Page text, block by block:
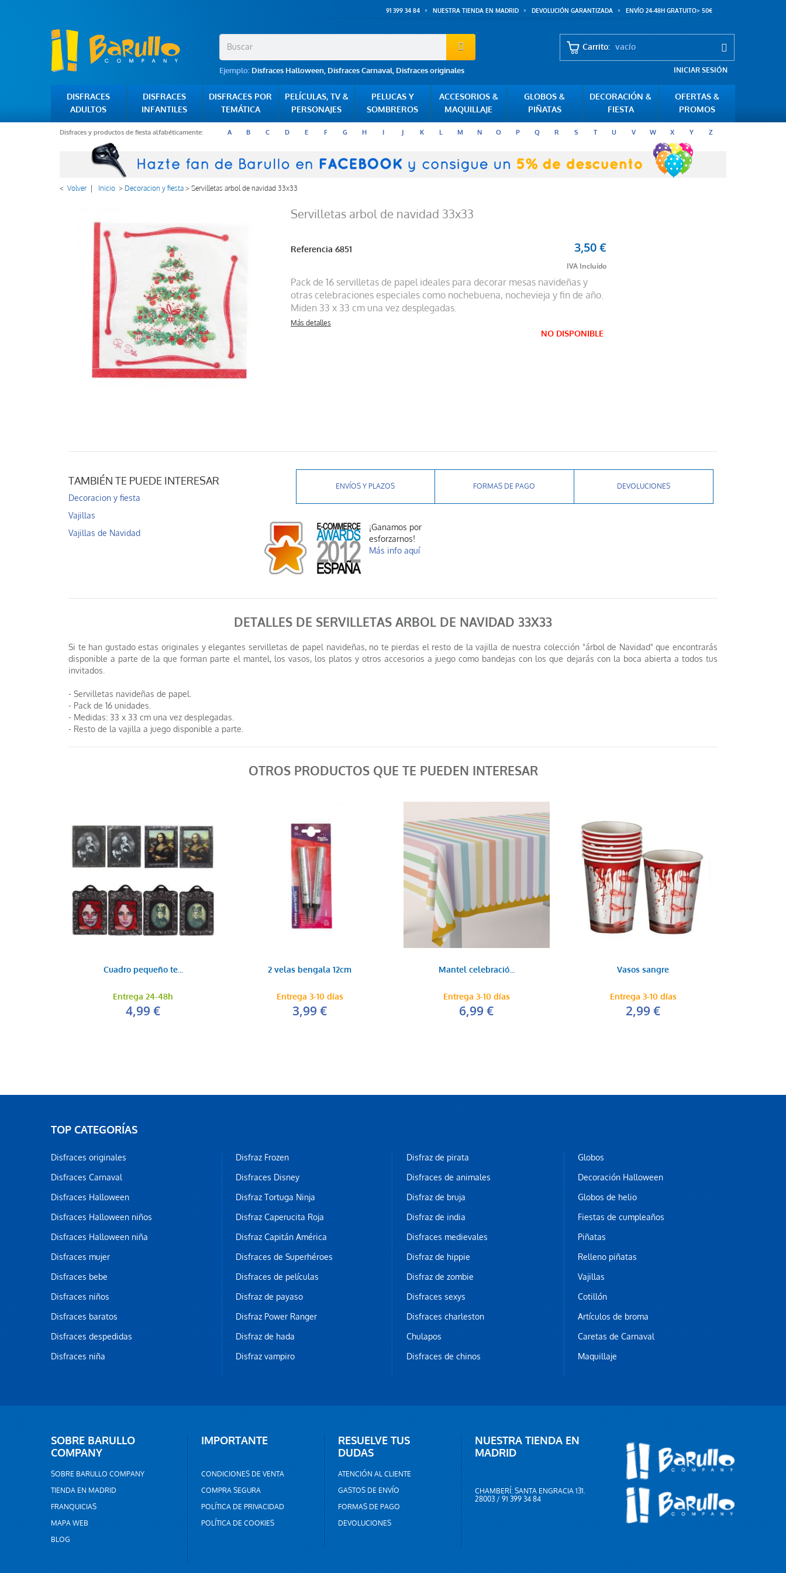
91 399 34 84 NUESTRA TIENDA EN MADRID DEVOLUCIÓN GARANTIZADA ENVÍO 24-48H GRATUITO> 50€
Ejemplo: Disfraces Halloween, Disfraces Carnaval, Disfraces originales
Carrito: vacío
INICIAR SESIÓN
DISFRACES
ADULTOS
DISFRACES
INFANTILES
DISFRACES POR
TEMÁTICA
PELÍCULAS, TV &
PERSONAJES
PELUCAS Y
SOMBREROS
ACCESORIOS &
MAQUILLAJE
GLOBOS &
PIÑATAS
DECORACIÓN &
FIESTA
OFERTAS &
PROMOS
Disfraces y productos de fiesta alfabéticamente: A B C D E F G H I J K L M N O P Q R S T U V W X Y Z
< Volver Inicio > Decoracion y fiesta>Servilletas arbol de navidad 33x33
Servilletas arbol de navidad 33x33
Referencia 6851 3,50 €
Pack de 16 servilletas de papelideales para decorar mesas navideñas y
otras celebraciones especiales como nochebuena, nochevieja y fin de año.
Miden 33 x 33 cm una vez desplegadas.
Más detalles
NO DISPONIBLE
TAMBIÉN TE PUEDE INTERESAR
Decoracion y fiesta
Vajillas
Vajillas de Navidad
ENVÍOS Y PLAZOS FORMAS DE PAGO DEVOLUCIONES
¡Ganamos por
esforzarnos!
Más info aquí
DETALLES DE SERVILLETAS ARBOL DE NAVIDAD 33X33
Si te han gustado estas originales y elegantes servilletas de papel navideñas, no te pierdas el resto de la vajilla de nuestra colección "árbol de Navidad" que encontrarás
disponible a parte de la que forman parte el mantel, los vasos, los platos y otros accesorios a juego como bandejas con los que dejarás con la boca abierta a todos tus
invitados.
- Servilletas navideñas de papel.
- Pack de 16 unidades.
- Medidas: 33 x 33 cm una vez desplegadas.
- Resto de la vajilla a juego disponible a parte.
OTROS PRODUCTOS QUE TE PUEDEN INTERESAR
Cuadro pequeño te...
Entrega 24-48h
4,99 €
2 velas bengala 12cm
Entrega 3-10 días
3,99 €
Mantel celebració...
Entrega 3-10 días
6,99 €
Vasos sangre
Entrega 3-10 días
2,99 €
TOP CATEGORÍAS
Disfraces originales
Disfraces Carnaval
Disfraces Halloween
Disfraces Halloween niños
Disfraces Halloween niña
Disfraces mujer
Disfraces bebe
Disfraces niños
Disfraces baratos
Disfraces despedidas
Disfraces niña
Disfraz Frozen
Disfraces Disney
Disfraz Tortuga Ninja
Disfraz Caperucita Roja
Disfraz Capitán América
Disfraces de Superhéroes
Disfraces de películas
Disfraz de payaso
Disfraz Power Ranger
Disfraz de hada
Disfraz vampiro
Disfraz de pirata
Disfraces de animales
Disfraz de bruja
Disfraz de india
Disfraces medievales
Disfraz de hippie
Disfraz de zombie
Disfraces sexys
Disfraces charleston
Chulapos
Disfraces de chinos
Globos
Decoración Halloween
Globos de helio
Fiestas de cumpleaños
Piñatas
Relleno piñatas
Vajillas
Cotillón
Artículos de broma
Caretas de Carnaval
Maquillaje
SOBRE BARULLO
COMPANY
SOBRE BARULLO COMPANY
TIENDA EN MADRID
FRANQUICIAS
MAPA WEB
BLOG
IMPORTANTE
CONDICIONES DE VENTA
COMPRA SEGURA
POLÍTICA DE PRIVACIDAD
POLÍTICA DE COOKIES
RESUELVE TUS
DUDAS
ATENCIÓN AL CLIENTE
GASTOS DE ENVÍO
FORMAS DE PAGO
DEVOLUCIONES
NUESTRA TIENDA EN
MADRID
CHAMBERÍ: SANTA ENGRACIA 131.
28003 / 91 399 34 84